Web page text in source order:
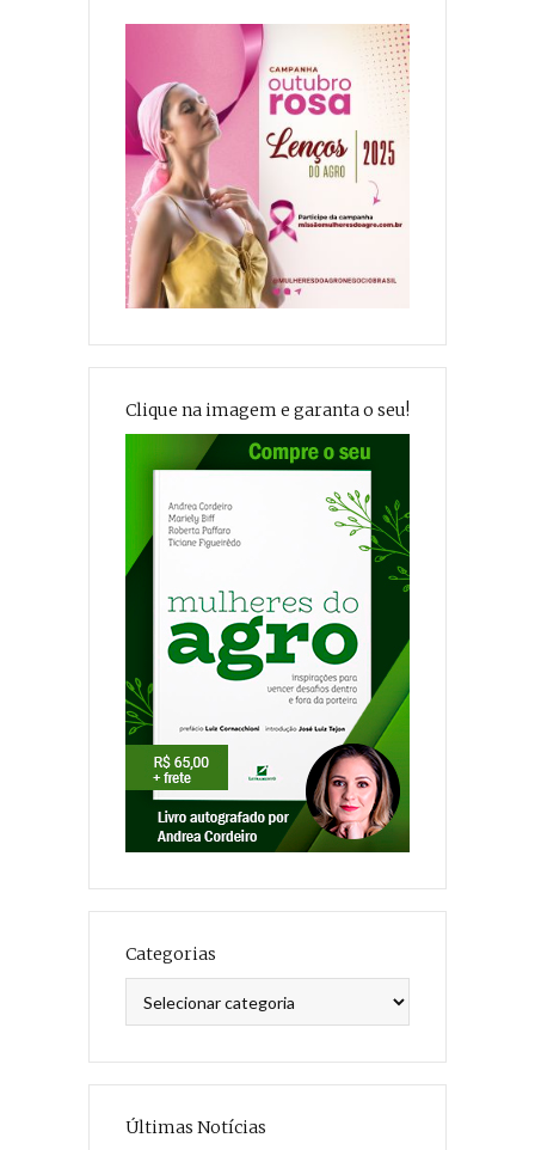
Clique na imagem e garanta o seu!
Categorias
Últimas Notícias